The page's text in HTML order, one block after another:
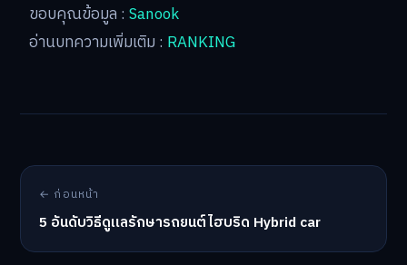
ขอบคุณข้อมูล : Sanook
อ่านบทความเพิ่มเติม : RANKING
← ก่อนหน้า
5 อันดับวิธีดูแลรักษารถยนต์ไฮบริด Hybrid car